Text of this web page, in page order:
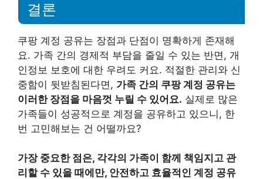
결론
쿠팡 계정 공유는 장점과 단점이 명확하게 존재해
요. 가족 간의 경제적 부담을 줄일 수 있는 반면, 개
인정보 보호에 대한 우려도 커요. 적절한 관리와 신
중함이 뒷받침된다면, 가족 간의 쿠팡 계정 공유는
이러한 장점을 마음껏 누릴 수 있어요. 실제로 많은
가족들이 성공적으로 계정을 공유하고 있으니, 한
번 고민해보는 건 어떨까요?
가장 중요한 점은, 각각의 가족이 함께 책임지고 관
리할 수 있을 때에만, 안전하고 효율적인 계정 공유